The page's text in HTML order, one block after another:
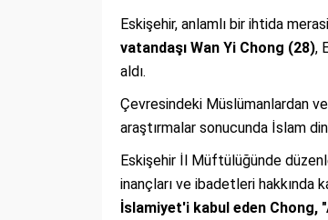
Eskişehir, anlamlı bir ihtida
vatandaşı Wan Yi Chong (28),
aldı.
Çevresindeki Müslümanlardan
araştırmalar sonucunda İslam
Eskişehir İl Müftülüğünde
inançları ve ibadetleri hakkında
İslamiyet'i kabul eden Chong,